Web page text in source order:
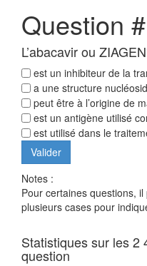
Question
L’abacavir ou
est un inhibiteur de la
a une structure
peut être à l’origine de
est un antigène utilisé
est utilisé dans le
Notes :
Pour certaines questions,
plusieurs cases pour
Statistiques sur les 2
question